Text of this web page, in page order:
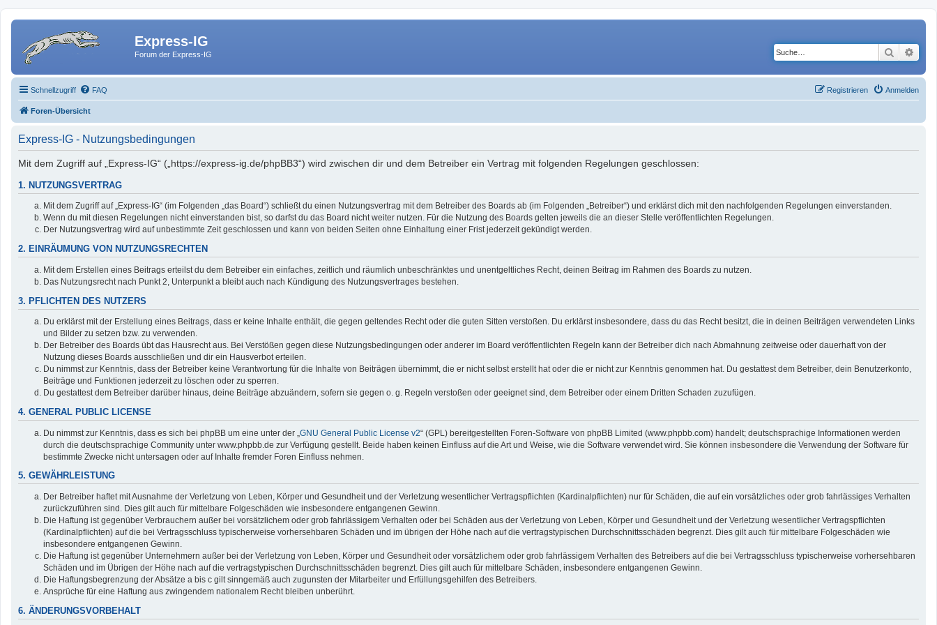
Express-IG
Forum der Express-IG Suche
Schnellzugriff FAQ Anmelden
Registrieren
Foren-Übersicht
Express-IG - Nutzungsbedingungen
Mit dem Zugriff auf „Express-IG“ („https://express-ig.de/phpBB3“) wird zwischen dir und dem Betreiber ein Vertrag mit folgenden Regelungen geschlossen:
1. NUTZUNGSVERTRAG
Mit dem Zugriff auf „Express-IG“ (im Folgenden „das Board“) schließt du einen Nutzungsvertrag mit dem Betreiber des Boards ab (im Folgenden „Betreiber“) und erklärst dich mit den nachfolgenden Regelungen einverstanden.
Wenn du mit diesen Regelungen nicht einverstanden bist, so darfst du das Board nicht weiter nutzen. Für die Nutzung des Boards gelten jeweils die an dieser Stelle veröffentlichten Regelungen.
Der Nutzungsvertrag wird auf unbestimmte Zeit geschlossen und kann von beiden Seiten ohne Einhaltung einer Frist jederzeit gekündigt werden.
2. EINRÄUMUNG VON NUTZUNGSRECHTEN
Mit dem Erstellen eines Beitrags erteilst du dem Betreiber ein einfaches, zeitlich und räumlich unbeschränktes und unentgeltliches Recht, deinen Beitrag im Rahmen des Boards zu nutzen.
Das Nutzungsrecht nach Punkt 2, Unterpunkt a bleibt auch nach Kündigung des Nutzungsvertrages bestehen.
3. PFLICHTEN DES NUTZERS
Du erklärst mit der Erstellung eines Beitrags, dass er keine Inhalte enthält, die gegen geltendes Recht oder die guten Sitten verstoßen. Du erklärst insbesondere, dass du das Recht besitzt, die in deinen Beiträgen verwendeten Links
und Bilder zu setzen bzw. zu verwenden.
Der Betreiber des Boards übt das Hausrecht aus. Bei Verstößen gegen diese Nutzungsbedingungen oder anderer im Board veröffentlichten Regeln kann der Betreiber dich nach Abmahnung zeitweise oder dauerhaft von der
Nutzung dieses Boards ausschließen und dir ein Hausverbot erteilen.
Du nimmst zur Kenntnis, dass der Betreiber keine Verantwortung für die Inhalte von Beiträgen übernimmt, die er nicht selbst erstellt hat oder die er nicht zur Kenntnis genommen hat. Du gestattest dem Betreiber, dein Benutzerkonto,
Beiträge und Funktionen jederzeit zu löschen oder zu sperren.
Du gestattest dem Betreiber darüber hinaus, deine Beiträge abzuändern, sofern sie gegen o. g. Regeln verstoßen oder geeignet sind, dem Betreiber oder einem Dritten Schaden zuzufügen.
4. GENERAL PUBLIC LICENSE
Du nimmst zur Kenntnis, dass es sich bei phpBB um eine unter der „ GNU General Public License v2“ (GPL) bereitgestellten Foren-Software von phpBB Limited (www.phpbb.com) handelt; deutschsprachige Informationen werden
durch die deutschsprachige Community unter www.phpbb.de zur Verfügung gestellt. Beide haben keinen Einfluss auf die Art und Weise, wie die Software verwendet wird. Sie können insbesondere die Verwendung der Software für
bestimmte Zwecke nicht untersagen oder auf Inhalte fremder Foren Einfluss nehmen.
5. GEWÄHRLEISTUNG
Der Betreiber haftet mit Ausnahme der Verletzung von Leben, Körper und Gesundheit und der Verletzung wesentlicher Vertragspflichten (Kardinalpflichten) nur für Schäden, die auf ein vorsätzliches oder grob fahrlässiges Verhalten
zurückzuführen sind. Dies gilt auch für mittelbare Folgeschäden wie insbesondere entgangenen Gewinn.
Die Haftung ist gegenüber Verbrauchern außer bei vorsätzlichem oder grob fahrlässigem Verhalten oder bei Schäden aus der Verletzung von Leben, Körper und Gesundheit und der Verletzung wesentlicher Vertragspflichten
(Kardinalpflichten) auf die bei Vertragsschluss typischerweise vorhersehbaren Schäden und im übrigen der Höhe nach auf die vertragstypischen Durchschnittsschäden begrenzt. Dies gilt auch für mittelbare Folgeschäden wie
insbesondere entgangenen Gewinn.
Die Haftung ist gegenüber Unternehmern außer bei der Verletzung von Leben, Körper und Gesundheit oder vorsätzlichem oder grob fahrlässigem Verhalten des Betreibers auf die bei Vertragsschluss typischerweise vorhersehbaren
Schäden und im Übrigen der Höhe nach auf die vertragstypischen Durchschnittsschäden begrenzt. Dies gilt auch für mittelbare Schäden, insbesondere entgangenen Gewinn.
Die Haftungsbegrenzung der Absätze a bis c gilt sinngemäß auch zugunsten der Mitarbeiter und Erfüllungsgehilfen des Betreibers.
Ansprüche für eine Haftung aus zwingendem nationalem Recht bleiben unberührt.
6. ÄNDERUNGSVORBEHALT